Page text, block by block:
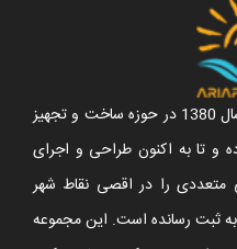
شرکت آریا استخر فعالیت خود را از سال 1380 در حوزه ساخت و تجهیز
و تا به اکنون طراحی و اجرای
را در اقصی نقاط شهر
به ثبت رسانده است. این مجموعه